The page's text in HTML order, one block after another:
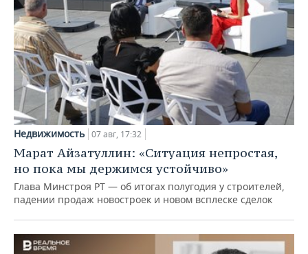
Недвижимость 07 авг, 17:32
Марат Айзатуллин: «Ситуация непростая,
но пока мы держимся устойчиво»
Глава Минстроя РТ — об итогах полугодия у строителей,
падении продаж новостроек и новом всплеске сделок